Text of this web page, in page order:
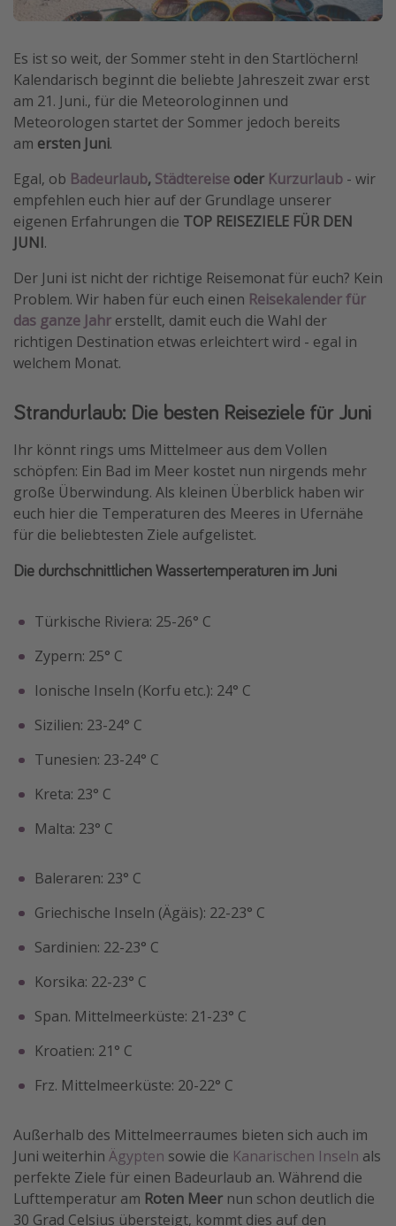
Familienurlaub in der Türkei
Bahnreisen in der Schweiz
Reisepassfreie Reiseziele
Travel Know How
Last Minute Urlaub Mallorca
Last Minute Urlaub Deutschland
Es ist so weit, der Sommer steht in den Startlöchern!
Kalendarisch beginnt die beliebte Jahreszeit zwar erst
am 21. Juni., für die Meteorologinnen und
Meteorologen startet der Sommer jedoch bereits
am ersten Juni.
Egal, ob Badeurlaub, Städtereise oder Kurzurlaub - wir
empfehlen euch hier auf der Grundlage unserer
eigenen Erfahrungen die TOP REISEZIELE FÜR DEN
JUNI.
Der Juni ist nicht der richtige Reisemonat für euch? Kein
Problem. Wir haben für euch einen Reisekalender für
das ganze Jahr erstellt, damit euch die Wahl der
richtigen Destination etwas erleichtert wird - egal in
welchem Monat.
Strandurlaub: Die besten Reiseziele für Juni
Ihr könnt rings ums Mittelmeer aus dem Vollen
schöpfen: Ein Bad im Meer kostet nun nirgends mehr
große Überwindung. Als kleinen Überblick haben wir
euch hier die Temperaturen des Meeres in Ufernähe
für die beliebtesten Ziele aufgelistet.
Die durchschnittlichen Wassertemperaturen im Juni
Türkische Riviera: 25-26° C
Zypern: 25° C
Ionische Inseln (Korfu etc.): 24° C
Sizilien: 23-24° C
Tunesien: 23-24° C
Kreta: 23° C
Malta: 23° C
Baleraren: 23° C
Griechische Inseln (Ägäis): 22-23° C
Sardinien: 22-23° C
Korsika: 22-23° C
Span. Mittelmeerküste: 21-23° C
Kroatien: 21° C
Frz. Mittelmeerküste: 20-22° C
Außerhalb des Mittelmeerraumes bieten sich auch im
Juni weiterhin Ägypten sowie die Kanarischen Inseln als
perfekte Ziele für einen Badeurlaub an. Während die
Lufttemperatur am Roten Meer nun schon deutlich die
30 Grad Celsius übersteigt, kommt dies auf den